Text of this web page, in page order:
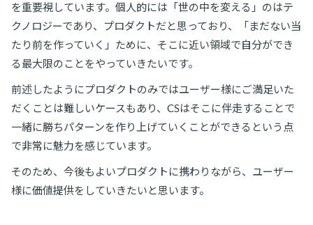
を重要視しています。個人的には「世の中を変える」のはテ
クノロジーであり、プロダクトだと思っており、「まだない当
たり前を作っていく」ために、そこに近い領域で自分ができ
る最大限のことをやっていきたいです。
前述したようにプロダクトのみではユーザー様にご満足いた
だくことは難しいケースもあり、CSはそこに伴走することで
一緒に勝ちパターンを作り上げていくことができるという点
で非常に魅力を感じています。
そのため、今後もよいプロダクトに携わりながら、ユーザー
様に価値提供をしていきたいと思います。